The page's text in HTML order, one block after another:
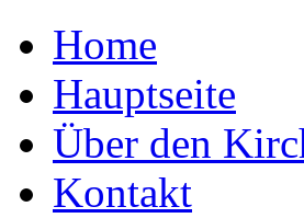
Home
Hauptseite
Über den
Kontakt